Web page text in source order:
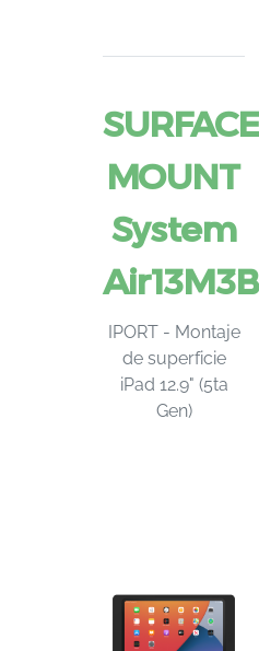
SURFACE
MOUNT
System
IPORT - Montaje
de superficie
iPad 12.9" (5ta
Gen)